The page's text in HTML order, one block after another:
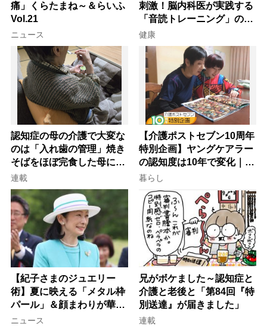
痛」くらたまね～＆らいふ
Vol.21
ニュース
刺激！脳内科医が実践する
「音読トレーニング」の極
意
健康
認知症の母の介護で大変な
のは「入れ歯の管理」焼き
そばをほぼ完食した母に息
子が血の気が引いた理由
連載
【介護ポストセブン10周年
特別企画】ヤングケアラー
の認知度は10年で変化｜流
行語大賞にノミネート、法
律にも明記されたが果たし
て現在は？
暮らし
【紀子さまのジュエリー
術】夏に映える「メタル枠
パール」＆顔まわりが華や
ぐ「揺れる一粒」の使い分
ニュース
兄がボケました～認知症と
介護と老後と「第84回『特
別送達』が届きました」
連載